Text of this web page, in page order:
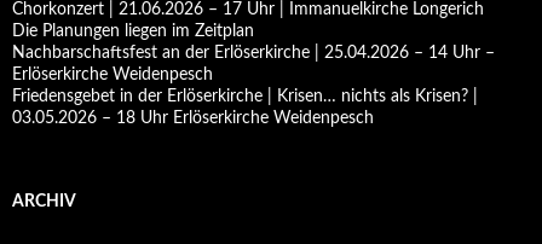
Chorkonzert | 21.06.2026 – 17 Uhr | Immanuelkirche Longerich
Die Planungen liegen im Zeitplan
Nachbarschaftsfest an der Erlöserkirche | 25.04.2026 – 14 Uhr –
Erlöserkirche Weidenpesch
Friedensgebet in der Erlöserkirche | Krisen… nichts als Krisen? |
03.05.2026 – 18 Uhr Erlöserkirche Weidenpesch
ARCHIV